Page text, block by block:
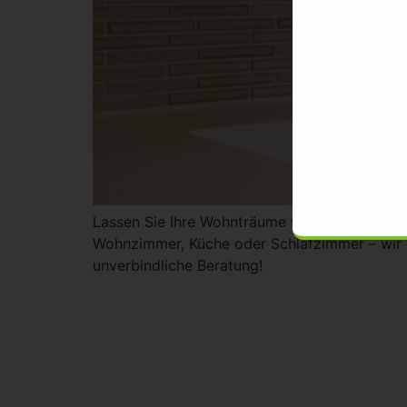
Lassen Sie Ihre Wohnträume wahr werden!
Wohnzimmer, Küche oder Schlafzimmer –
unverbindliche Beratung!